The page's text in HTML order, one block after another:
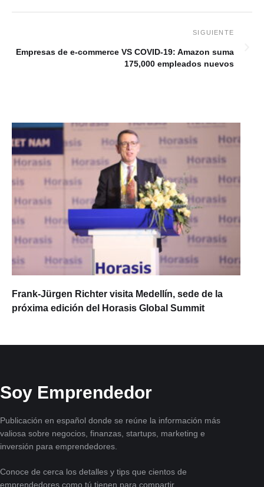
Empresas de e-commerce VS COVID-19: Amazon suma
175,000 empleados nuevos
Frank-Jürgen Richter visita Medellín, sede de la
próxima edición del Horasis Global Summit
Soy Emprendedor
Publicación en español donde se reúne la información más
valiosa sobre negocios, finanzas, startups, marketing e
inversión para emprendedores.
Conoce de cerca los detalles y tips que cientos de
emprendedores como tú tienen para compartir.